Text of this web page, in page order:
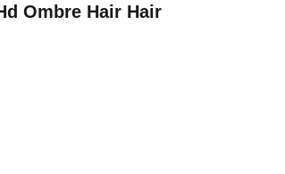
Ombre Hair Hair